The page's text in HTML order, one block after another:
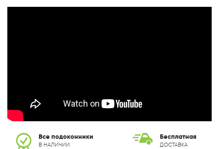
Все подоконники
В НАЛИЧИИ
Бесплатная
ДОСТАВКА